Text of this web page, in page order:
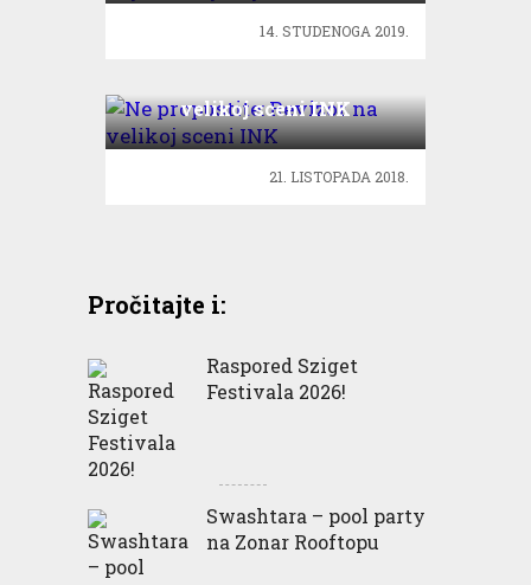
14. STUDENOGA 2019.
velikoj sceni INK
21. LISTOPADA 2018.
Pročitajte i:
Raspored Sziget
Festivala 2026!
Swashtara – pool party
na Zonar Rooftopu